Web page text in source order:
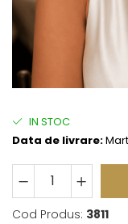
IN STOC
Data de livrare:
Cod Produs: 3811